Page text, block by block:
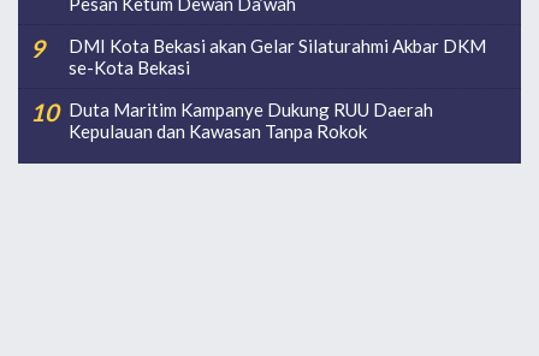
DMI Kota Bekasi akan Gelar Silaturahmi Akbar DKM
se-Kota Bekasi
Duta Maritim Kampanye Dukung RUU Daerah
Kepulauan dan Kawasan Tanpa Rokok